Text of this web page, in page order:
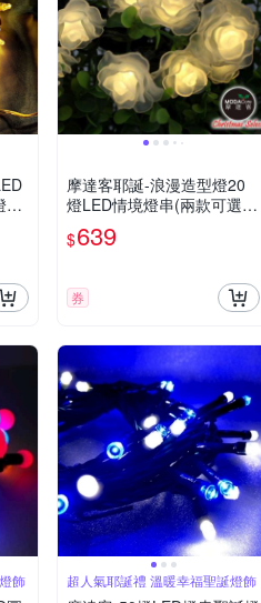
-
)
摩達客耶誕-浪漫造型燈20
燈LED情境燈串(兩款可選/
暖白光透明線/電池+USB兩
用充電)
$639
券
飾 超人氣耶誕禮 溫暖幸福聖誕燈飾